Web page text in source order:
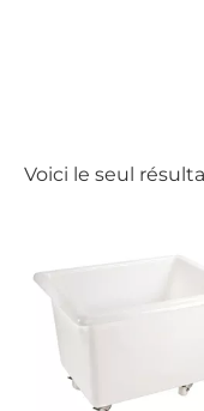
Voici le seul